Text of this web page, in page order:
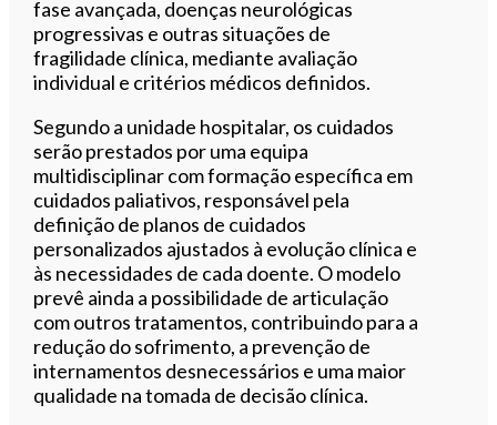
fase avançada, doenças neurológicas
progressivas e outras situações de
fragilidade clínica, mediante avaliação
individual e critérios médicos definidos.
Segundo a unidade hospitalar, os cuidados
serão prestados por uma equipa
multidisciplinar com formação específica em
cuidados paliativos, responsável pela
definição de planos de cuidados
personalizados ajustados à evolução clínica e
às necessidades de cada doente. O modelo
prevê ainda a possibilidade de articulação
com outros tratamentos, contribuindo para a
redução do sofrimento, a prevenção de
internamentos desnecessários e uma maior
qualidade na tomada de decisão clínica.